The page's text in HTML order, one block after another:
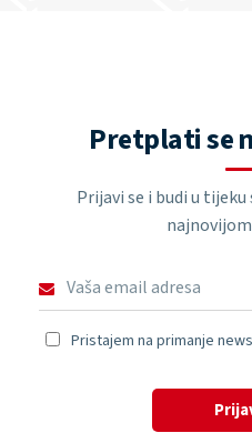
Pretplati se
Prijavi se i budi u
Pristajem na primanje